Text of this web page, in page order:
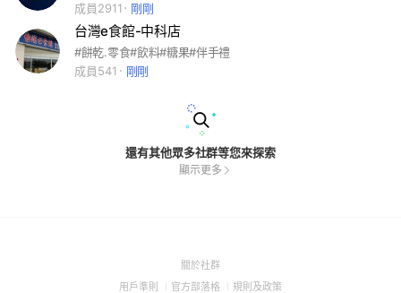
成員2911
剛剛
台灣e食館-中科店
#餅乾.零食#飲料#糖果#伴手禮
成員541
剛剛
還有其他眾多社群等您來探索
顯示更多
關於社群(Open
用戶準則 (Open
官方部落格 (Open
規則及政策(Open